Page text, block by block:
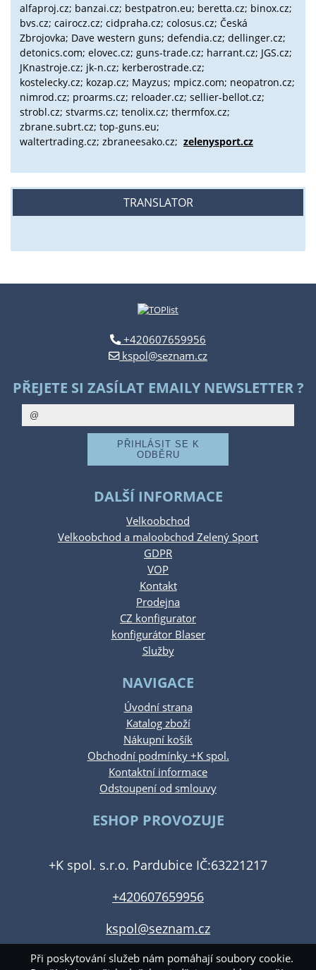
alfaproj.cz; banzai.cz; bestpatron.eu; beretta.cz; binox.cz;
bvs.cz; cairocz.cz; cidpraha.cz; colosus.cz; Česká
Zbrojovka; Dave western guns; defendia.cz; dellinger.cz;
detonics.com; elovec.cz; guns-trade.cz; harrant.cz; JGS.cz;
JKnastroje.cz; jk-n.cz; kerberostrade.cz;
kostelecky.cz; kozap.cz; Mayzus; mpicz.com; neopatron.cz;
nimrod.cz; proarms.cz; reloader.cz; sellier-bellot.cz;
strobl.cz; stvarms.cz; tenolix.cz; thermfox.cz;
zbrane.subrt.cz; top-guns.eu;
waltertrading.cz; zbraneesako.cz; zelenysport.cz
TRANSLATOR
+420607659956
kspol@seznam.cz
PŘEJETE SI ZASÍLAT EMAILY NEWSLETTER ?
DALŠÍ INFORMACE
Velkoobchod
Velkoobchod a maloobchod Zelený Sport
GDPR
VOP
Kontakt
Prodejna
CZ konfigurator
konfigurátor Blaser
Služby
NAVIGACE
Úvodní strana
Katalog zboží
Nákupní košík
Obchodní podmínky +K spol.
Kontaktní informace
Odstoupení od smlouvy
ESHOP PROVOZUJE
+K spol. s.r.o. Pardubice IČ:63221217
+420607659956
kspol@seznam.cz
Při poskytování služeb nám pomáhají soubory cookie.